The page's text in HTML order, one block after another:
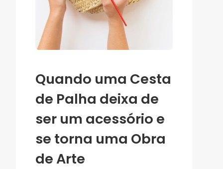
Quando uma Cesta
de Palha deixa de
ser um acessório e
se torna uma Obra
de Arte